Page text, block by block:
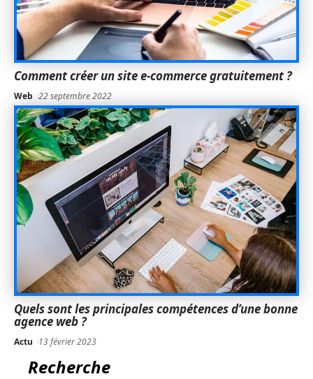
Comment créer un site e-commerce gratuitement ?
Web 22 septembre 2022
Quels sont les principales compétences d’une bonne
agence web ?
Actu 13 février 2023
Recherche